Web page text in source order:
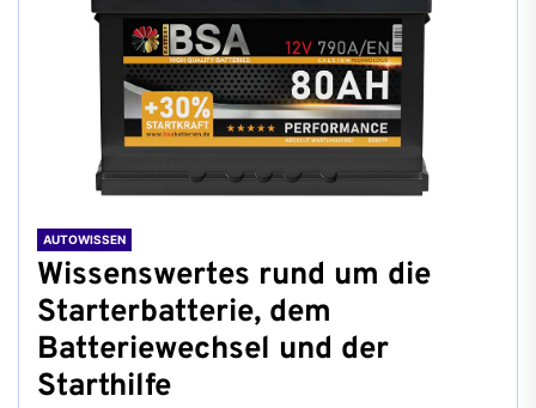
AUTOWISSEN
Wissenswertes rund um die
Starterbatterie, dem
Batteriewechsel und der
Starthilfe